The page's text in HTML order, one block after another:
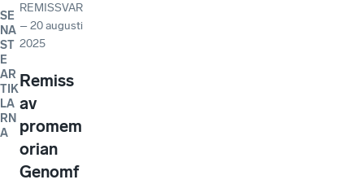
SE
NA
ST
E
AR
TIK
LA
RN
A
REMISSVAR
–20 augusti
2025
Remiss
av
promem
orian
Genomf